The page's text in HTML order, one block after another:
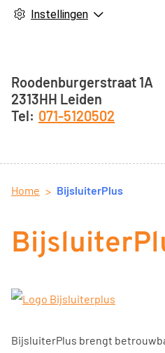
Instellingen
Adresgegevens
Roodenburgerstraat 1A
2313HH Leiden
071-5120502
Home BijsluiterPlus
BijsluiterPlus brengt